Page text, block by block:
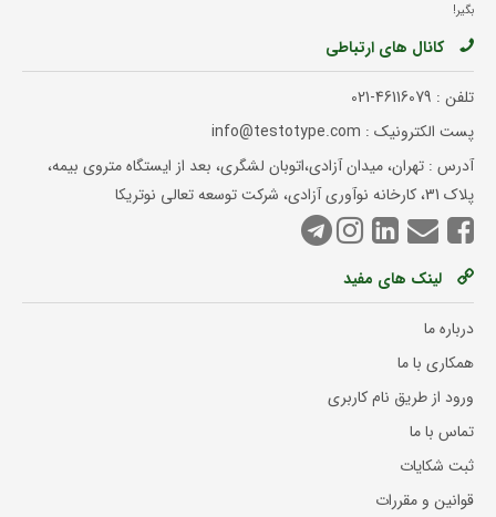
بگیر!
کانال های ارتباطی
تلفن : 021-46116079
پست الکترونیک : info@testotype.com
آدرس : تهران، میدان آزادی،اتوبان لشگری، بعد از ایستگاه متروی بیمه،
پلاک 31، کارخانه نوآوری آزادی، شرکت توسعه تعالی نوتریکا
لینک های مفید
درباره ما
همکاری با ما
ورود از طریق نام کاربری
تماس با ما
ثبت شکایات
قوانین و مقررات